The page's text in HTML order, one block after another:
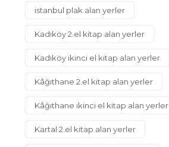
istanbul plak alan yerler
Kadıköy 2.el kitap alan yerler
Kadıköy ikinci el kitap alan yerler
Kâğıthane 2.el kitap alan yerler
Kâğıthane ikinci el kitap alan yerler
Kartal 2.el kitap alan yerler